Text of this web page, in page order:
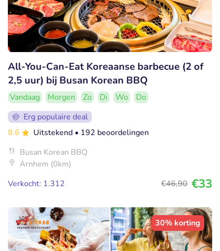
All-You-Can-Eat Koreaanse barbecue (2 of
2,5 uur) bij Busan Korean BBQ
Vandaag Morgen Zo Di Wo
Do
Erg populaire deal
8.6
Uitstekend • 192 beoordelingen
Busan Korean BBQ
Arnhem (0km)
Verkocht: 1.312
€46,90 €33
30% korting